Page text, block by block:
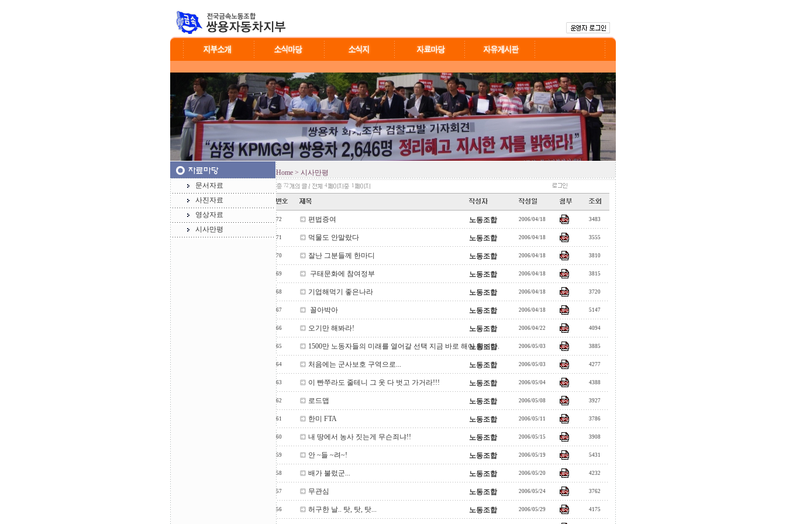
문서자료
사진자료
영상자료
시사만평
Home > 시사만평
72 4 1
72 편법증여 노동조합 2006/04/18 3483
71 먹물도 안말랐다 노동조합 2006/04/18 3555
70 잘난 그분들께 한마디 노동조합 2006/04/18 3810
69 구태문화에 참여정부 노동조합 2006/04/18 3815
68 기업해먹기 좋은나라 노동조합 2006/04/18 3720
67 꼴아박아 노동조합 2006/04/18 5147
66 오기만 해봐라! 노동조합 2006/04/22 4094
65 1500만 노동자들의 미래를 열어갈 선택 지금 바로 해야 합니다.
노동조합 2006/05/03 3885
64 처음에는 군사보호 구역으로... 노동조합 2006/05/03 4277
63 이 빤쭈라도 줄테니 그 옷 다 벗고 가거라!!! 노동조합 2006/05/04 4388
62 로드맵 노동조합 2006/05/08 3927
61 한미 FTA 노동조합 2006/05/11 3786
60 내 땅에서 농사 짓는게 무슨죄냐!! 노동조합 2006/05/15 3908
59 안 ~들 ~려~! 노동조합 2006/05/19 5431
58 배가 불렀군... 노동조합 2006/05/20 4232
57 무관심 노동조합 2006/05/24 3762
56 허구한 날.. 탓, 탓, 탓... 노동조합 2006/05/29 4175